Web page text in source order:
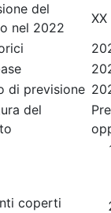
del
nel 2022
di previsione
del
coperti